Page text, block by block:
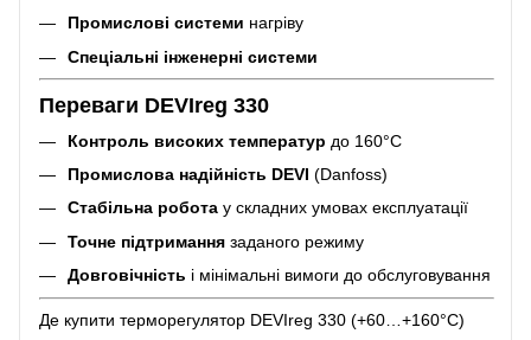
Промислові системи нагріву
Спеціальні інженерні системи
Переваги DEVIreg 330
Контроль високих температур до 160°C
Промислова надійність DEVI (Danfoss)
Стабільна робота у складних умовах експлуатації
Точне підтримання заданого режиму
Довговічність і мінімальні вимоги до обслуговування
Де купити терморегулятор DEVIreg 330 (+60…+160°C)